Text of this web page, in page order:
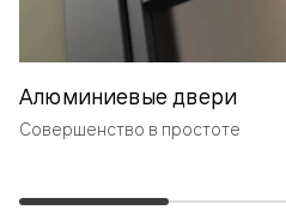
Алюминиевые двери
Совершенство в простоте